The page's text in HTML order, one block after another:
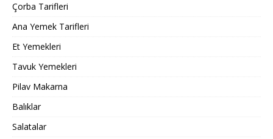
Çorba Tarifleri
Ana Yemek Tarifleri
Et Yemekleri
Tavuk Yemekleri
Pilav Makarna
Balıklar
Salatalar